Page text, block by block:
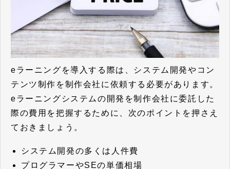
eラーニングを導入する際は、システム開発やコン
テンツ制作を制作会社に依頼する必要があります。
eラーニングシステムの開発を制作会社に委託した
際の費用を把握するために、次のポイントを押さえ
ておきましょう。
システム開発の多くは人件費
プログラマーやSEの単価相場